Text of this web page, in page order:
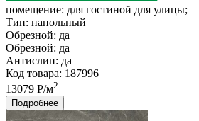
помещение: для гостиной для улицы;
Тип: напольный
Обрезной: да
Обрезной: да
Антислип: да
Код товара: 187996
13079 Р/м2
Подробнее